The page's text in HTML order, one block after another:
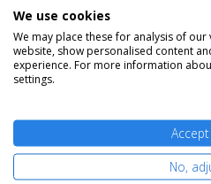
HP Q2612AD
Q2612A) eredeti
We use cookies
We may place these for analysis of
website, show personalised content
experience. For more information
settings.
No,